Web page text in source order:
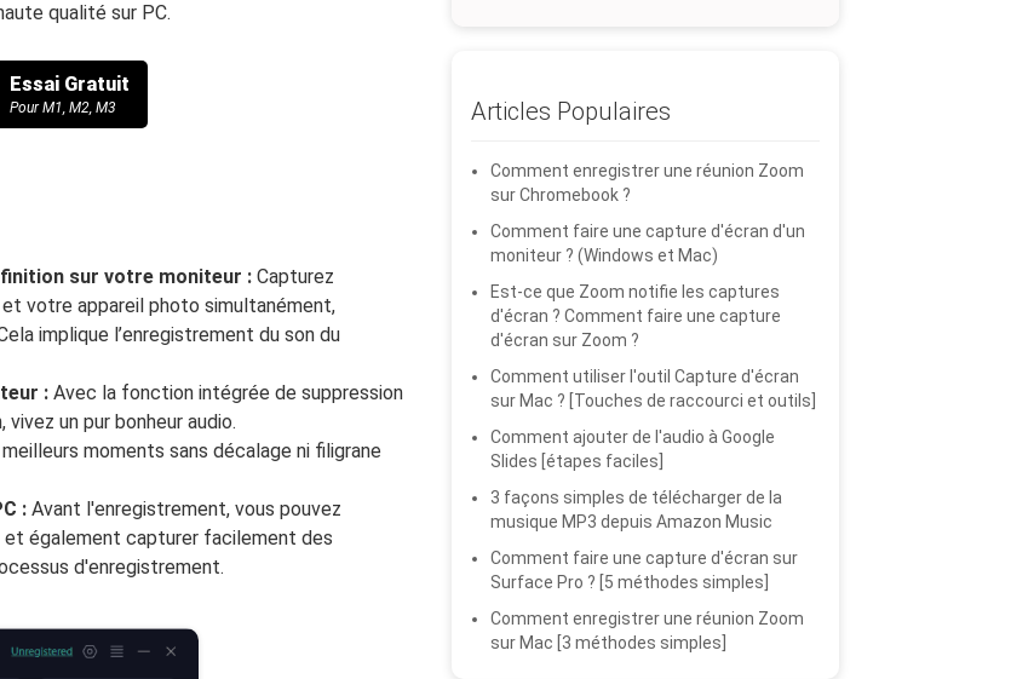
qualité sur PC.
Essai Gratuit
Pour M1, M2, M3
sur votre moniteur : Capturez
votre appareil photo simultanément,
implique l’enregistrement du son du
: Avec la fonction intégrée de suppression
un pur bonheur audio.
moments sans décalage ni filigrane
: Avant l'enregistrement, vous pouvez
et également capturer facilement des
d'enregistrement.
Articles Populaires
Comment enregistrer une réunion Zoom
sur Chromebook ?
Comment faire une capture d'écran d'un
moniteur ? (Windows et Mac)
Est-ce que Zoom notifie les captures
d'écran ? Comment faire une capture
d'écran sur Zoom ?
Comment utiliser l'outil Capture d'écran
sur Mac ? [Touches de raccourci et outils]
Comment ajouter de l'audio à Google
Slides [étapes faciles]
3 façons simples de télécharger de la
musique MP3 depuis Amazon Music
Comment faire une capture d'écran sur
Surface Pro ? [5 méthodes simples]
Comment enregistrer une réunion Zoom
sur Mac [3 méthodes simples]